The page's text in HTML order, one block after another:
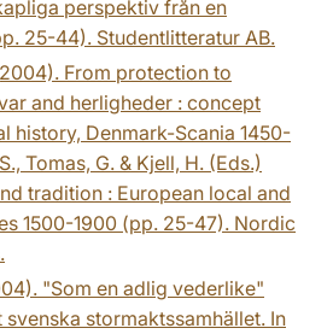
perspektiv från en
25-44). Studentlitteratur AB.
From protection to
and herligheder : concept
history, Denmark-Scania 1450-
Tomas, G. & Kjell, H. (Eds.)
tradition : European local and
1500-1900 (pp. 25-47). Nordic
"Som en adlig vederlike"
stormaktssamhället. In